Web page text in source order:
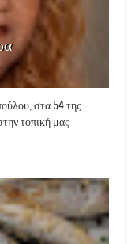
στα 54 της
τοπική μας